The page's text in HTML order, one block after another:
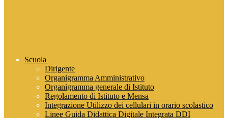
Scuola
Dirigente
Organigramma Amministrativo
Organigramma generale di Istituto
Regolamento di Istituto e Mensa
Integrazione Utilizzo dei cellulari in orario scolastico
Linee Guida Didattica Digitale Integrata DDI